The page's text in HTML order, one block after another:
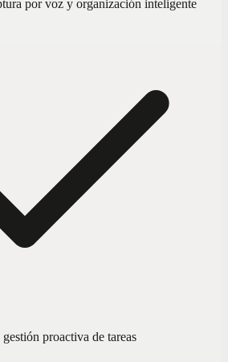
por voz y organización inteligente
proactiva de tareas